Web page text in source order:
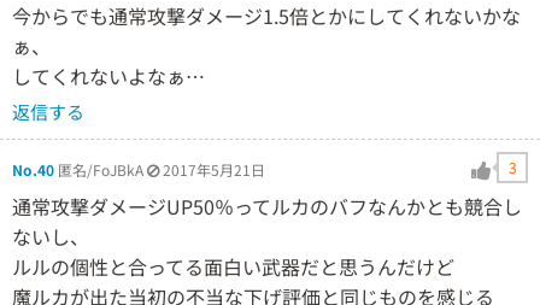
今からでも通常攻撃ダメージ1.5倍とかにしてくれないかな
ぁ、
してくれないよなぁ…
返信する
No.40 匿名/FoJBkA 2017年5月21日 3
通常攻撃ダメージUP50％ってルカのバフなんかとも競合し
ないし、
ルルの個性と合ってる面白い武器だと思うんだけど
魔ルカが出た当初の不当な下げ評価と同じものを感じる